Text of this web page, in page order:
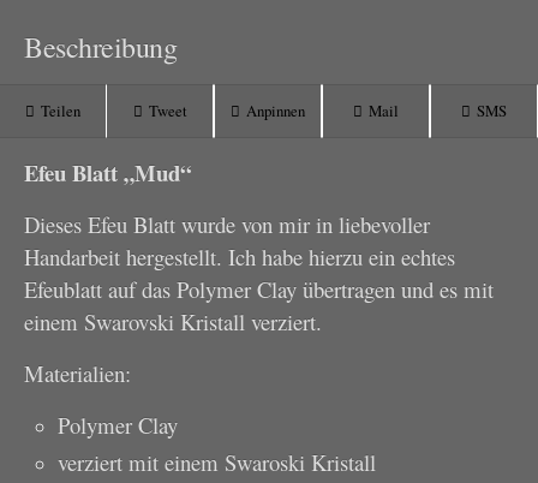
Beschreibung
Teilen Tweet Anpinnen Mail SMS
Efeu Blatt „Mud“
Dieses Efeu Blatt wurde von mir in liebevoller
Handarbeit hergestellt. Ich habe hierzu ein echtes
Efeublatt auf das Polymer Clay übertragen und es mit
einem Swarovski Kristall verziert.
Materialien:
Polymer Clay
verziert mit einem Swaroski Kristall